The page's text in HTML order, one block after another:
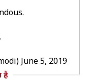
June 5, 2019
है